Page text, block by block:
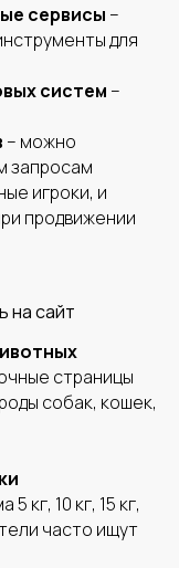
сервисы –
для
систем –
– можно
запросам
игроки, и
продвижении
на сайт
страницы
собак, кошек,
кг, 10 кг, 15 кг,
часто ищут